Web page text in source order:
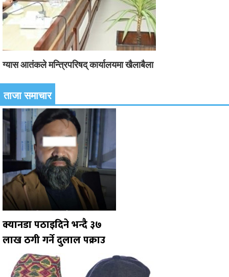
ग्यास आतंकले मन्त्रिपरिषद् कार्यालयमा खैलाबैला
ताजा समाचार
क्यानडा पठाइदिने भन्दै ३७
लाख ठगी गर्ने दुलाल पक्राउ